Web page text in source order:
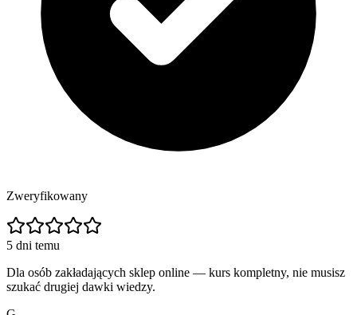
Zweryfikowany
5 dni temu
Dla osób zakładających sklep online — kurs kompletny, nie musisz
szukać drugiej dawki wiedzy.